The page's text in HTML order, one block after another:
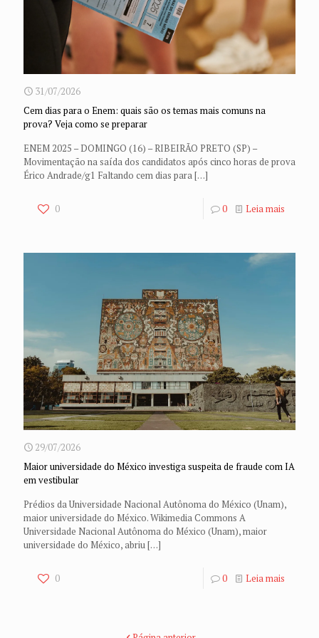
31/07/2026
Cem dias para o Enem: quais são os temas mais comuns na
prova? Veja como se preparar
ENEM 2025 – DOMINGO (16) – RIBEIRÃO PRETO (SP) –
Movimentação na saída dos candidatos após cinco horas de prova
Érico Andrade/g1 Faltando cem dias para[…]
0 0 Leia mais
29/07/2026
Maior universidade do México investiga suspeita de fraude com IA
em vestibular
Prédios da Universidade Nacional Autônoma do México (Unam),
maior universidade do México. Wikimedia Commons A
Universidade Nacional Autônoma do México (Unam), maior
universidade do México, abriu […]
0 0 Leia mais